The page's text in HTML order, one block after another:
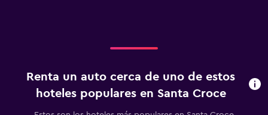
Renta un auto cerca de uno de estos
hoteles populares en Santa Croce